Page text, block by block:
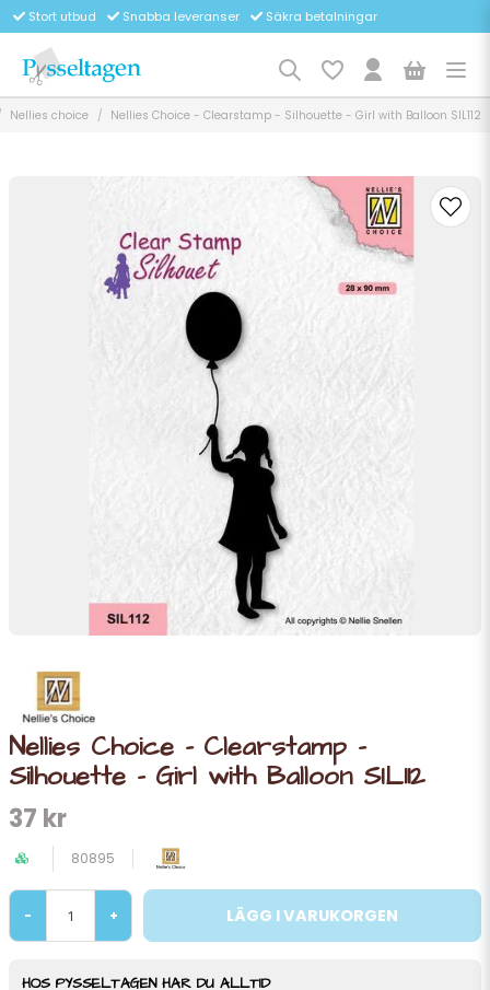
Stort utbud Snabba leveranser Säkra betalningar
Nellies choice Nellies Choice - Clearstamp - Silhouette - Girl with Balloon SIL112
Nellies Choice - Clearstamp -
Silhouette - Girl with Balloon SIL112
37 kr
80895
- + LÄGG I VARUKORGEN
HOS PYSSELTAGEN HAR DU ALLTID